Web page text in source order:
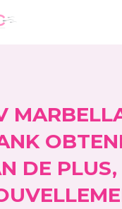
DE PLUS,